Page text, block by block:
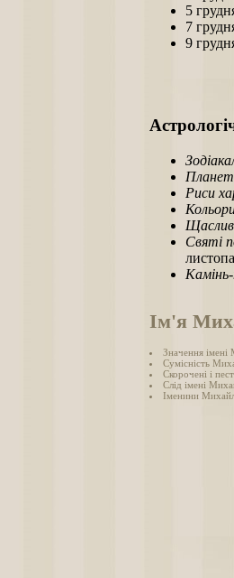
5
7
9
Риси
Святі
Ім'я
Значення імені
Сумісність
Скорочені і
Слід імені
Іменини